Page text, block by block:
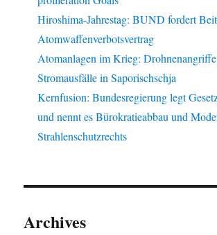
Hiroshima-Jahrestag: BUND fordert
Atomwaffenverbotsvertrag
Atomanlagen im Krieg:
Stromausfälle in Saporischschja
Kernfusion: Bundesregierung legt
und nennt es Bürokratieabbau und
Strahlenschutzrechts
Archives